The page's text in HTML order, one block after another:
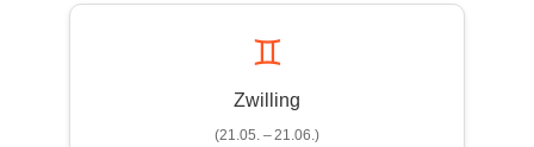
♊
Zwilling
(21.05. – 21.06.)